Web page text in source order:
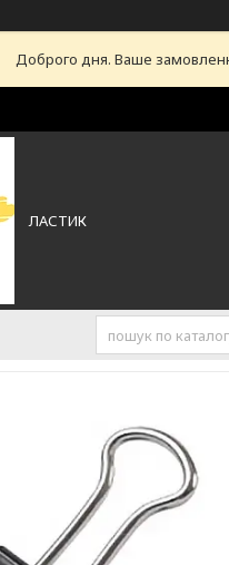
Доброго дня. Ваше
ЛАСТИК